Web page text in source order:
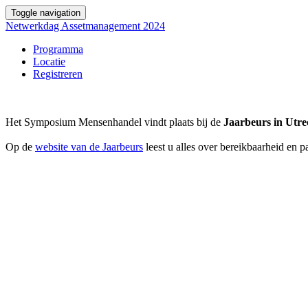
Toggle navigation
Netwerkdag Assetmanagement 2024
Programma
Locatie
Registreren
Het Symposium Mensenhandel vindt plaats bij de Jaarbeurs in
Op de website van de Jaarbeurs leest u alles over bereikbaarheid en